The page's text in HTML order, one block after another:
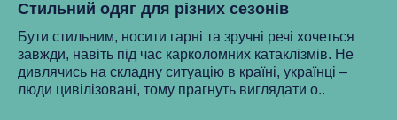
Стильний одяг для різних сезонів
Бути стильним, носити гарні та зручні речі хочеться
завжди, навіть під час карколомних катаклізмів. Не
дивлячись на складну ситуацію в країні, українці –
люди цивілізовані, тому прагнуть виглядати о..